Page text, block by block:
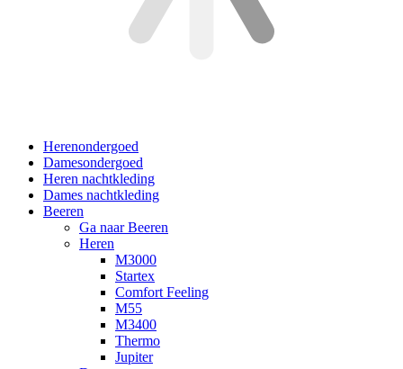
Herenondergoed
Damesondergoed
Heren nachtkleding
Dames nachtkleding
Beeren
Ga naar Beeren
Heren
M3000
Startex
Comfort Feeling
M55
M3400
Thermo
Jupiter